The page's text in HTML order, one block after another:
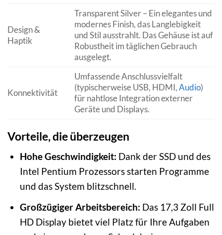
Design &
Haptik
Transparent Silver – Ein elegantes und
modernes Finish, das Langlebigkeit
und Stil ausstrahlt. Das Gehäuse ist auf
Robustheit im täglichen Gebrauch
ausgelegt.
Konnektivität
Umfassende Anschlussvielfalt
(typischerweise USB, HDMI,Audio)
für nahtlose Integration externer
Geräte und Displays.
Vorteile, die überzeugen
Hohe Geschwindigkeit: Dank der SSD und des
Intel Pentium Prozessors starten Programme
und das System blitzschnell.
Großzügiger Arbeitsbereich: Das 17,3 Zoll Full
HD Display bietet viel Platz für Ihre Aufgaben